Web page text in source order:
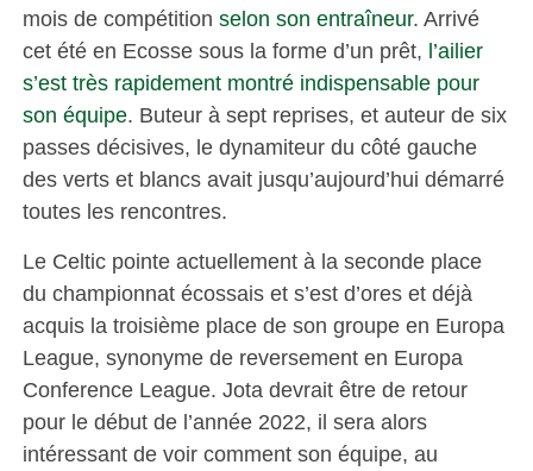
mois de compétition selon son entraîneur. Arrivé
cet été en Ecosse sous la forme d’un prêt, l’ailier
s’est très rapidement montré indispensable pour
son équipe. Buteur à sept reprises, et auteur de six
passes décisives, le dynamiteur du côté gauche
des verts et blancs avait jusqu’aujourd’hui démarré
toutes les rencontres.
Le Celtic pointe actuellement à la seconde place
du championnat écossais et s’est d’ores et déjà
acquis la troisième place de son groupe en Europa
League, synonyme de reversement en Europa
Conference League. Jota devrait être de retour
pour le début de l’année 2022, il sera alors
intéressant de voir comment son équipe, au